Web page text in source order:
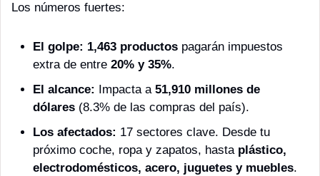
Los números fuertes:
El golpe: 1,463 productos pagarán impuestos
extra de entre 20% y 35%.
El alcance:
Impacta a 51,910 millones de
dólares (8.3% de las compras del país).
Los afectados: 17 sectores clave. Desde tu
próximo coche, ropa y zapatos, hasta plástico,
electrodomésticos, acero, juguetes y muebles